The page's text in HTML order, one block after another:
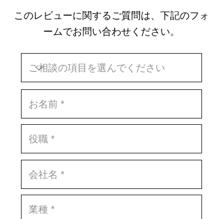
このレビューに関するご質問は、下記のフォ
ームでお問い合わせください。